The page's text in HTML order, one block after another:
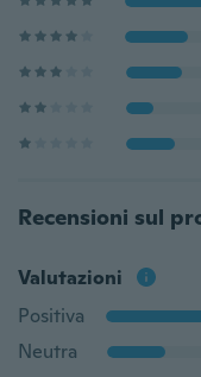
Recensioni sul
Valutazioni
Positiva
Neutra